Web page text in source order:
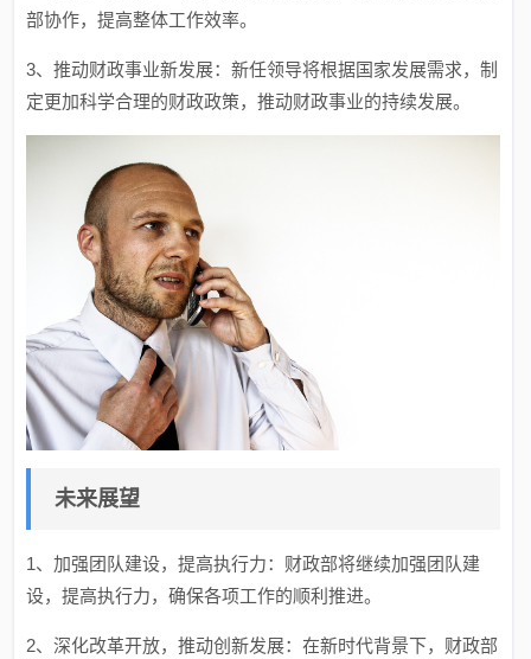
部协作，提高整体工作效率。
3、推动财政事业新发展：新任领导将根据国家发展需求，制
定更加科学合理的财政政策，推动财政事业的持续发展。
未来展望
1、加强团队建设，提高执行力：财政部将继续加强团队建
设，提高执行力，确保各项工作的顺利推进。
2、深化改革开放，推动创新发展：在新时代背景下，财政部